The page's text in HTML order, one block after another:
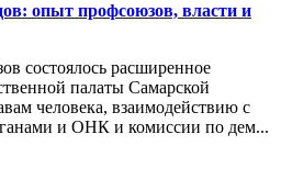
опыт профсоюзов, власти и
состоялось расширенное
палаты Самарской
человека, взаимодействию с
и ОНК и комиссии по дем...